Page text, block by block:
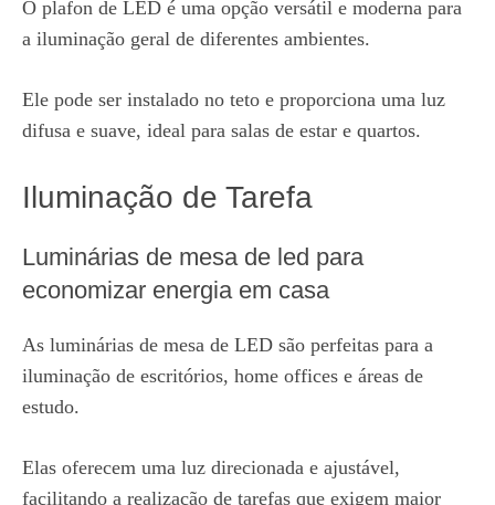
O plafon de LED é uma opção versátil e moderna para
a iluminação geral de diferentes ambientes.
Ele pode ser instalado no teto e proporciona uma luz
difusa e suave, ideal para salas de estar e quartos.
Iluminação de Tarefa
Luminárias de mesa de led para
economizar energia em casa
As luminárias de mesa de LED são perfeitas para a
iluminação de escritórios, home offices e áreas de
estudo.
Elas oferecem uma luz direcionada e ajustável,
facilitando a realização de tarefas que exigem maior